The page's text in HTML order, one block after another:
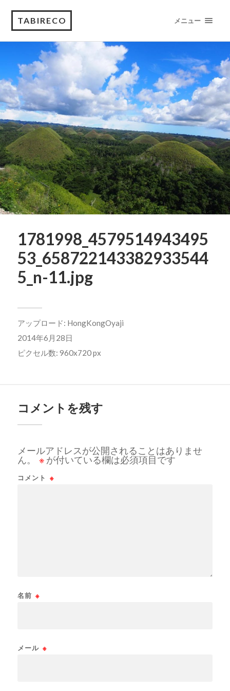
TABIRECO メニュー
1781998_4579514943495
53_658722143382933544
5_n-11.jpg
アップロード: HongKongOyaji
2014年6月28日
ピクセル数: 960x720 px
コメントを残す
メールアドレスが公開されることはありませ
ん。
※ が付いている欄は必須項目です
コメント ※
名前 ※
メール ※